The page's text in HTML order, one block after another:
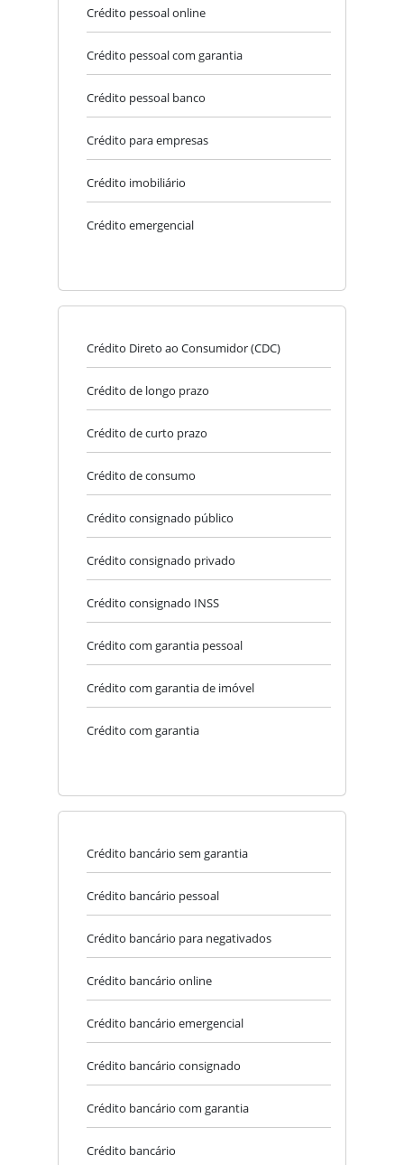
Crédito pessoal online
Crédito pessoal com garantia
Crédito pessoal banco
Crédito para empresas
Crédito imobiliário
Crédito emergencial
Crédito Direto ao Consumidor (CDC)
Crédito de longo prazo
Crédito de curto prazo
Crédito de consumo
Crédito consignado público
Crédito consignado privado
Crédito consignado INSS
Crédito com garantia pessoal
Crédito com garantia de imóvel
Crédito com garantia
Crédito bancário sem garantia
Crédito bancário pessoal
Crédito bancário para negativados
Crédito bancário online
Crédito bancário emergencial
Crédito bancário consignado
Crédito bancário com garantia
Crédito bancário